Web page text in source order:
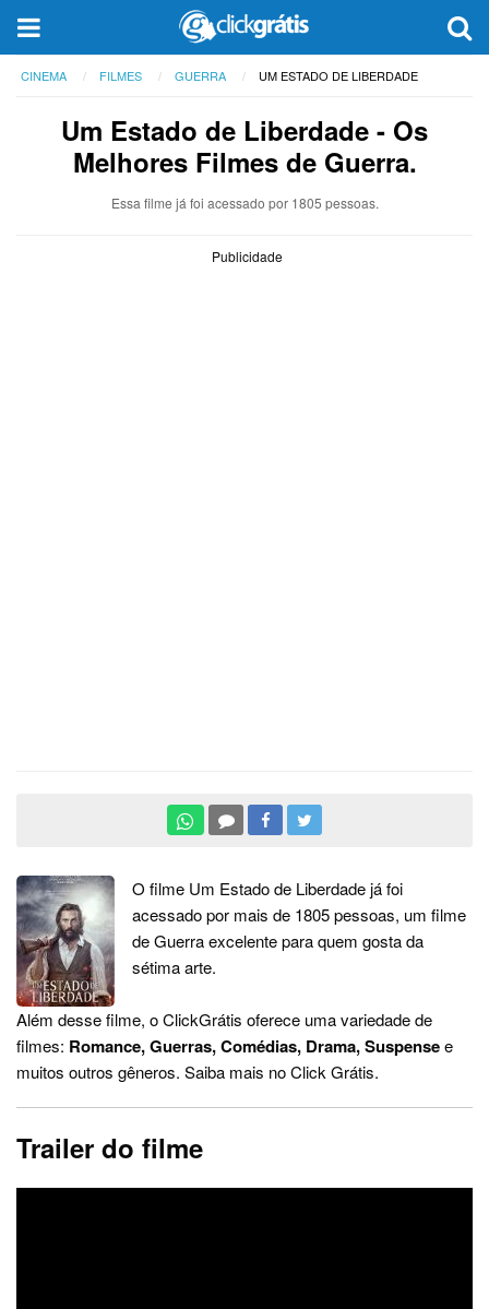
CINEMA FILMES GUERRA UM ESTADO DE LIBERDADE
Um Estado de Liberdade - Os
Melhores Filmes de Guerra.
Essa filme já foi acessado por 1805 pessoas.
Publicidade
O filme Um Estado de Liberdade já foi
acessado por mais de 1805 pessoas, um filme
de Guerra excelente para quem gosta da
sétima arte.
Além desse filme, o ClickGrátis oferece uma variedade de
filmes: Romance, Guerras, Comédias, Drama, Suspensee
muitos outros gêneros. Saiba mais no Click Grátis.
Trailer do filme